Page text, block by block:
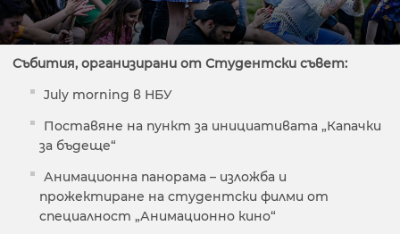
Събития, организирани от Студентски съвет:
July morning в НБУ
Поставяне на пункт за инициативата „Капачки
за бъдеще“
Анимационна панорама – изложба и
прожектиране на студентски филми от
специалност „Анимационно кино“